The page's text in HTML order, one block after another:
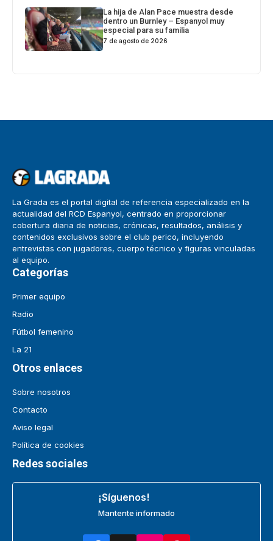
La hija de Alan Pace muestra desde
dentro un Burnley – Espanyol muy
especial para su familia
7 de agosto de 2026
La Grada es el portal digital de referencia especializado en la
actualidad del RCD Espanyol, centrado en proporcionar
cobertura diaria de noticias, crónicas, resultados, análisis y
contenidos exclusivos sobre el club perico, incluyendo
entrevistas con jugadores, cuerpo técnico y figuras vinculadas
al equipo.
Categorías
Primer equipo
Radio
Fútbol femenino
La 21
Otros enlaces
Sobre nosotros
Contacto
Aviso legal
Política de cookies
Redes sociales
¡Síguenos!
Mantente informado